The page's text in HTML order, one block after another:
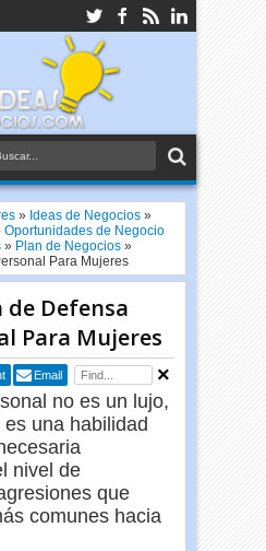
» Ideas de Negocios »
Oportunidades de Negocio
» Plan de Negocios »
Para Mujeres
de Defensa
Para Mujeres
Email
no es un lujo,
una habilidad
nivel de
que
comunes hacia